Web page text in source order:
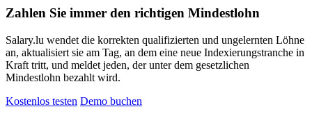
Zahlen Sie immer den richtigen Mindestlohn
Salary.lu wendet die korrekten qualifizierten und ungelernten Löhne
an, aktualisiert sie am Tag, an dem eine neue Indexierungstranche in
Kraft tritt, und meldet jeden, der unter dem gesetzlichen
Mindestlohn bezahlt wird.
Kostenlos testen Demo buchen